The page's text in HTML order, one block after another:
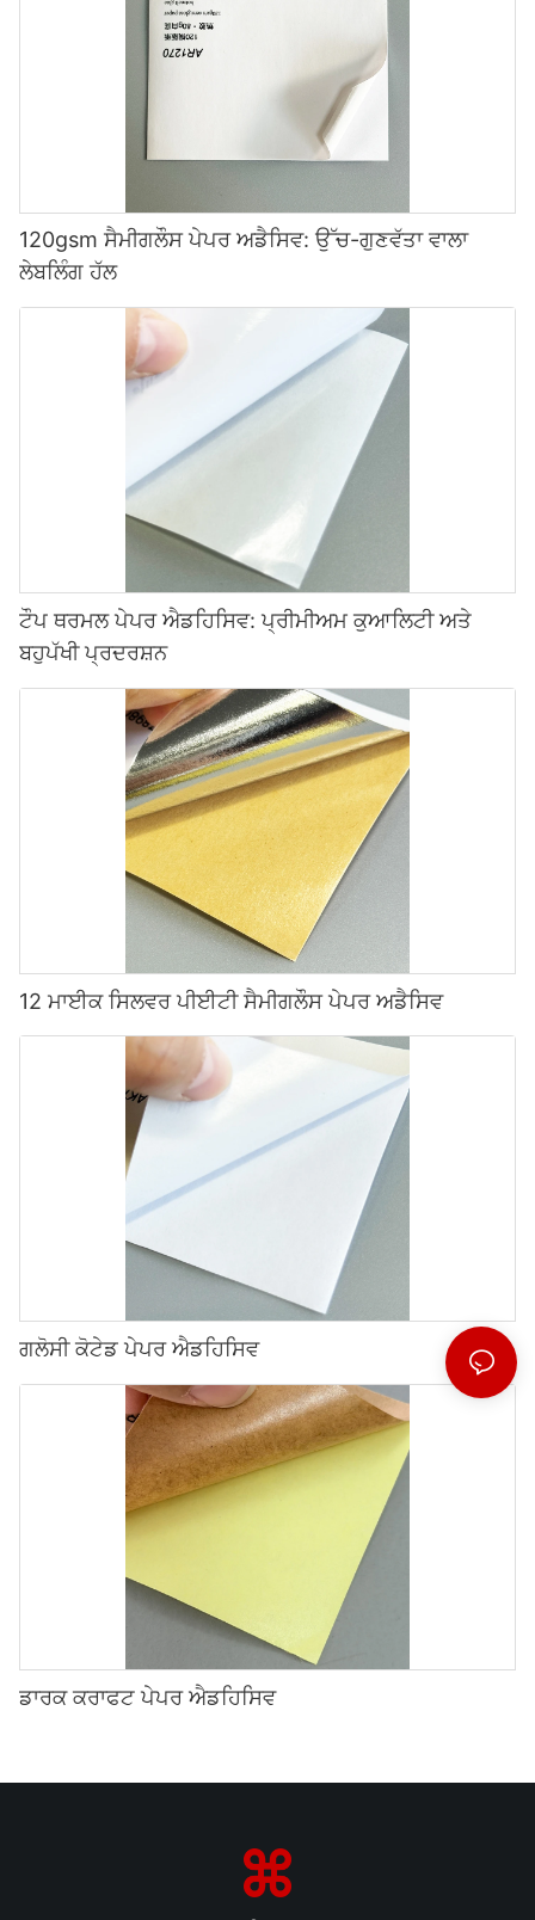
120gsm ਸੈਮੀਗਲੌਸ ਪੇਪਰ ਅਡੈਸਿਵ: ਉੱਚ-ਗੁਣਵੱਤਾ ਵਾਲਾ
ਲੇਬਲਿੰਗ ਹੱਲ
ਟੌਪ ਥਰਮਲ ਪੇਪਰ ਐਡਹਿਸਿਵ: ਪ੍ਰੀਮੀਅਮ ਕੁਆਲਿਟੀ ਅਤੇ
ਬਹੁਪੱਖੀ ਪ੍ਰਦਰਸ਼ਨ
12 ਮਾਈਕ ਸਿਲਵਰ ਪੀਈਟੀ ਸੈਮੀਗਲੌਸ ਪੇਪਰ ਅਡੈਸਿਵ
ਗਲੋਸੀ ਕੋਟੇਡ ਪੇਪਰ ਐਡਹਿਸਿਵ
ਡਾਰਕ ਕਰਾਫਟ ਪੇਪਰ ਐਡਹਿਸਿਵ